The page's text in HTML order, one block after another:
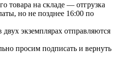
товара на складе — отгрузка
но не позднее 16:00 по
экземплярах отправляются
просим подписать и вернуть